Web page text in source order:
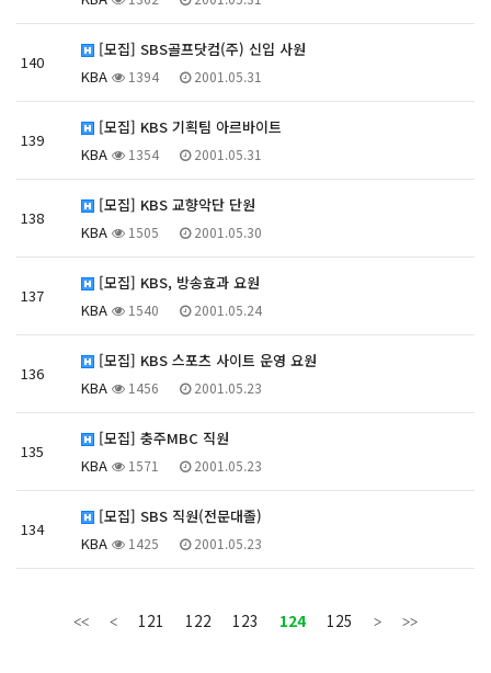
140
[모집] SBS골프닷컴(주) 신입 사원
KBA
1394 2001.05.31
139
[모집] KBS 기획팀 아르바이트
KBA
1354 2001.05.31
138
[모집] KBS 교향악단 단원
KBA
1505 2001.05.30
137
[모집] KBS, 방송효과 요원
KBA
1540 2001.05.24
136
[모집] KBS 스포츠 사이트 운영 요원
KBA
1456 2001.05.23
135
[모집] 충주MBC 직원
KBA
1571 2001.05.23
134
[모집] SBS 직원(전문대졸)
KBA
1425 2001.05.23
121 122 123 124 125